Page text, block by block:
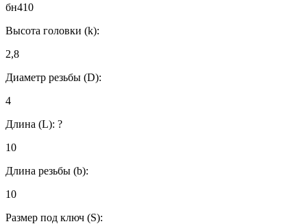
бн410
Высота головки (k):
2,8
Диаметр резьбы (D):
4
Длина (L): ?
10
Длина резьбы (b):
10
Размер под ключ (S):